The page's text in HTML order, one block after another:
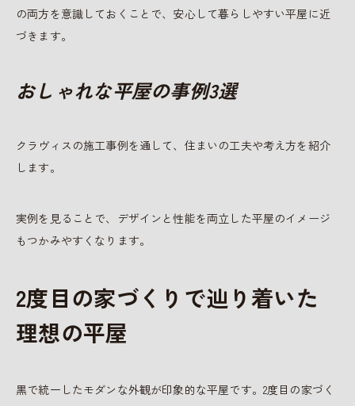
の両方を意識しておくことで、安心して暮らしやすい平屋に近
づきます。
おしゃれな平屋の事例3選
クラヴィスの施工事例を通して、住まいの工夫や考え方を紹介
します。
実例を見ることで、デザインと性能を両立した平屋のイメージ
もつかみやすくなります。
2度目の家づくりで辿り着いた
理想の平屋
黒で統一したモダンな外観が印象的な平屋です。2度目の家づく